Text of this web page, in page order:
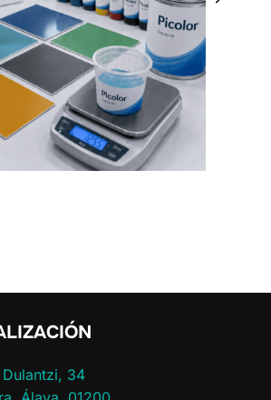
Dulantzi, 34